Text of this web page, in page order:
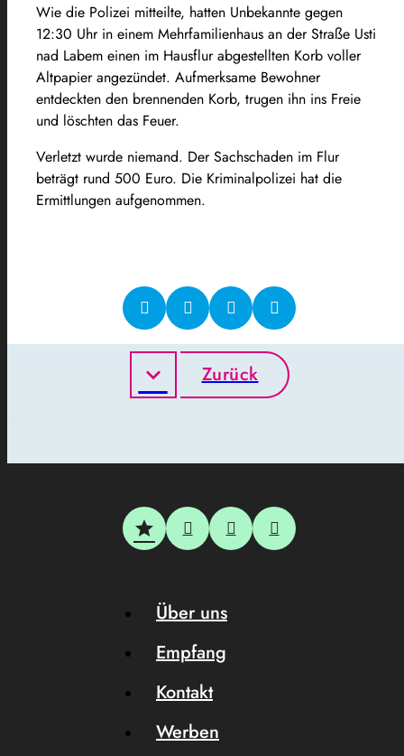
Wie die Polizei mitteilte, hatten Unbekannte gegen
12:30 Uhr in einem Mehrfamilienhaus an der Straße Usti
nad Labem einen im Hausflur abgestellten Korb voller
Altpapier angezündet. Aufmerksame Bewohner
entdeckten den brennenden Korb, trugen ihn ins Freie
und löschten das Feuer.
Verletzt wurde niemand. Der Sachschaden im Flur
beträgt rund 500 Euro. Die Kriminalpolizei hat die
Ermittlungen aufgenommen.
Zurück
Über uns
Empfang
Kontakt
Werben